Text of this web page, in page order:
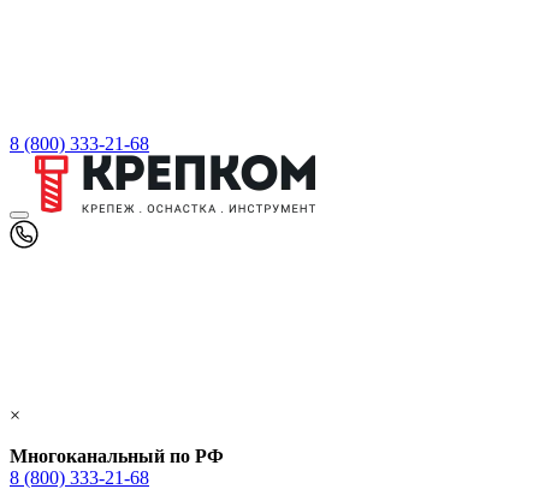
8 (800) 333-21-68
×
Многоканальный по РФ
8 (800) 333‑21-68